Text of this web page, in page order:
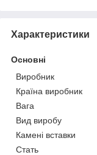
Характеристики
Основні
Виробник
Країна виробник
Вага
Вид виробу
Камені вставки
Стать